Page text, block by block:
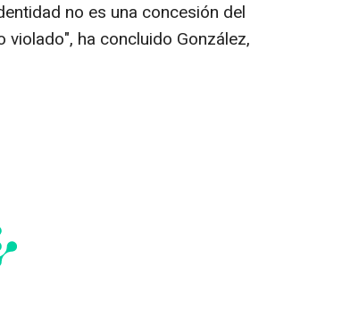
no es una concesión del
ha concluido González,